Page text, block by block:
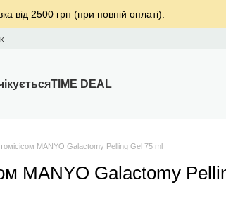
від 2500 грн (при повній оплаті).
TIME DEAL
MANYO Galactomy Pelling Gel 75 ml
MANYO Galactomy